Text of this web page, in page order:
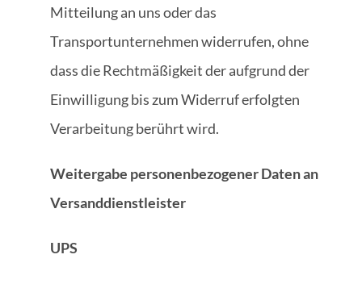
Mitteilung an uns oder das
Transportunternehmen widerrufen, ohne
dass die Rechtmäßigkeit der aufgrund der
Einwilligung bis zum Widerruf erfolgten
Verarbeitung berührt wird.
Weitergabe personenbezogener Daten an
Versanddienstleister
UPS